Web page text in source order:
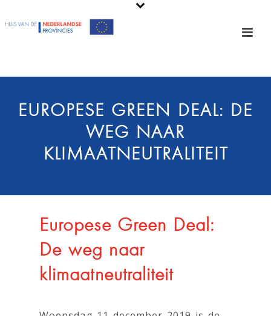
EUROPESE GREEN DEAL: DE
WEG NAAR
KLIMAATNEUTRALITEIT
Europese Green Deal:
De weg naar
klimaatneutraliteit